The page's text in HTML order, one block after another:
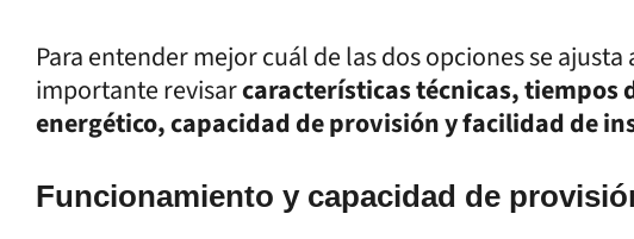
Para entender mejor cuál de las dos opciones se
importante revisarcaracterísticas técnicas, tiempos
energético, capacidad de provisión y facilidad de
Funcionamiento y capacidad de